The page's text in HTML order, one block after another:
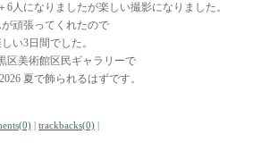
6人になりましたが楽しい撮影になりました。
頑張ってくれたので
い3日間でした。
区美術館区民ギャラリーで
夏で飾られるはずです。
| trackbacks(0) |